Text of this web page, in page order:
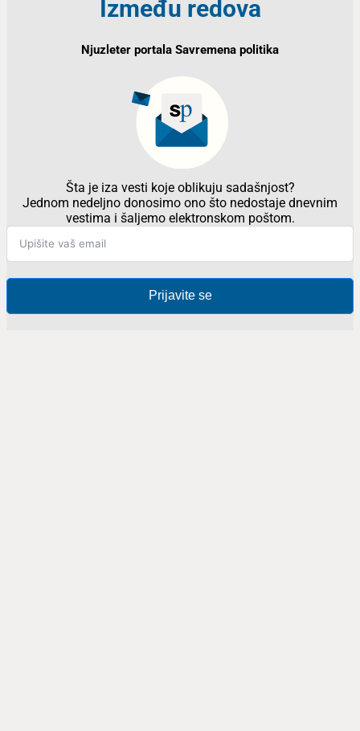
Između redova
Njuzleter portala Savremena politika
Šta je iza vesti koje oblikuju sadašnjost?
Jednom nedeljno donosimo ono što nedostaje dnevnim
vestima i šaljemo elektronskom poštom.
Prijavite se